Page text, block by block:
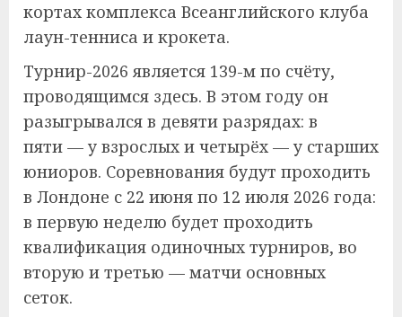
кортах комплекса Всеанглийского клуба
лаун-тенниса и крокета.
Турнир-2026 является 139-м по счёту,
проводящимся здесь. В этом году он
разыгрывался в девяти разрядах: в
пяти — у взрослых и четырёх — у старших
юниоров. Соревнования будут проходить
в Лондоне с 22 июня по 12 июля 2026 года:
в первую неделю будет проходить
квалификация одиночных турниров, во
вторую и третью — матчи основных
сеток.